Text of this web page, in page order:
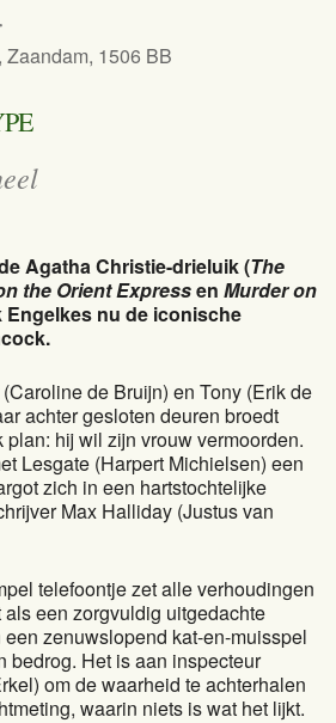
1506 BB
Agatha Christie-drieluik (The
the Orient Expressen Murder on
Engelkes nu de iconische
de Bruijn) en Tony (Erik de
achter gesloten deuren broedt
hij wil zijn vrouw vermoorden.
Lesgate (Harpert Michielsen) een
zich in een hartstochtelijke
Max Halliday (Justus van
telefoontje zet alle verhoudingen
een zorgvuldig uitgedachte
zenuwslopend kat-en-muisspel
bedrog. Het is aan inspecteur
om de waarheid te achterhalen
waarin niets is wat het lijkt.